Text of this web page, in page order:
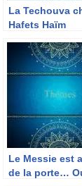
La Techouva
Hafets Haïm
Le Messie est
de la porte…